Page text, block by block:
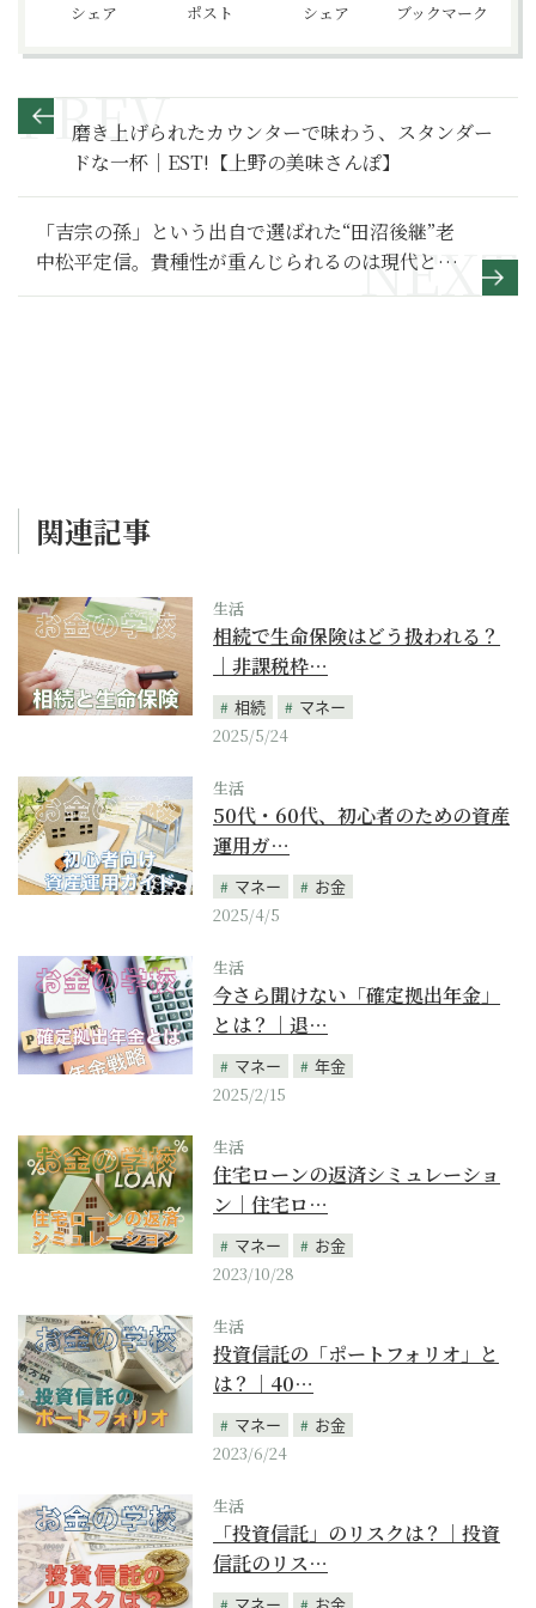
シェア ポスト シェア ブックマーク
磨き上げられたカウンターで味わう、スタンダー
ドな一杯｜EST!【上野の美味さんぽ】
「吉宗の孫」という出自で選ばれた“田沼後継”老
中松平定信。貴種性が重んじられるのは現代と一
緒？【べらぼう～蔦重栄華乃夢噺～ 満喫リポー
関連記事
生活
相続で生命保険はどう扱われる？
｜非課税枠…
相続
マネー
2025/5/24
生活
50代・60代、初心者のための資産
運用ガ…
マネー
お金
2025/4/5
生活
今さら聞けない「確定拠出年金」
とは？｜退…
マネー
年金
2025/2/15
生活
住宅ローンの返済シミュレーショ
ン｜住宅ロ…
マネー
お金
2023/10/28
生活
投資信託の「ポートフォリオ」と
は？｜40…
マネー
お金
2023/6/24
生活
「投資信託」のリスクは？｜投資
信託のリス…